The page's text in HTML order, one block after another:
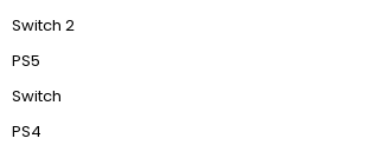
Switch 2
PS5
Switch
PS4